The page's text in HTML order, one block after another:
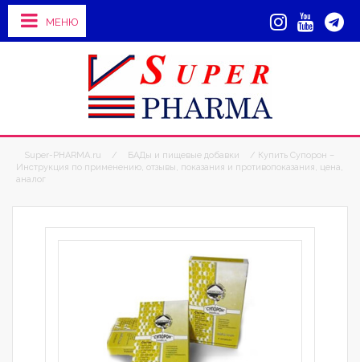
МЕНЮ
Super-PHARMA.ru / БАДы и пищевые добавки
/ Купить Супорон –
Инструкция по применению, отзывы, показания и противопоказания, цена,
аналог